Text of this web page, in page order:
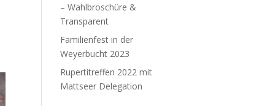
– Wahlbroschüre &
Transparent
Familienfest in der
Weyerbucht 2023
Rupertitreffen 2022 mit
Mattseer Delegation